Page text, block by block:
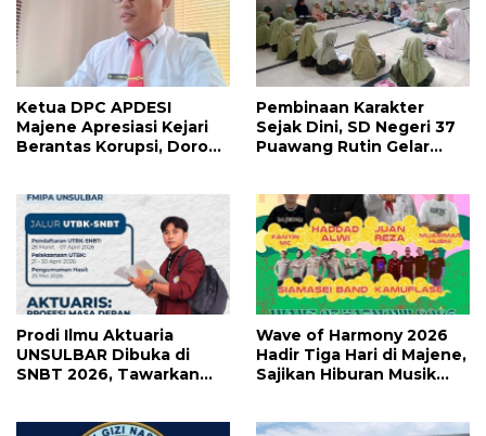
Ketua DPC APDESI
Majene Apresiasi Kejari
Berantas Korupsi, Dorong
Pembinaan Karakter
Sejak Dini, SD Negeri 37
Puawang Rutin Gelar
Prodi Ilmu Aktuaria
UNSULBAR Dibuka di
SNBT 2026, Tawarkan
Wave of Harmony 2026
Hadir Tiga Hari di Majene,
Sajikan Hiburan Musik